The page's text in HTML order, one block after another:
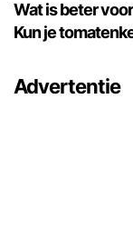
Wat is beter
Kun je
Advertentie